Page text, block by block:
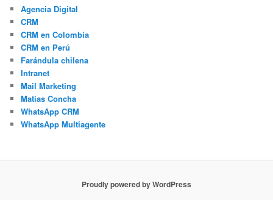
Agencia Digital
CRM
CRM en Colombia
CRM en Perú
Farándula chilena
Intranet
Mail Marketing
Matias Concha
WhatsApp CRM
WhatsApp Multiagente
Proudly powered by WordPress